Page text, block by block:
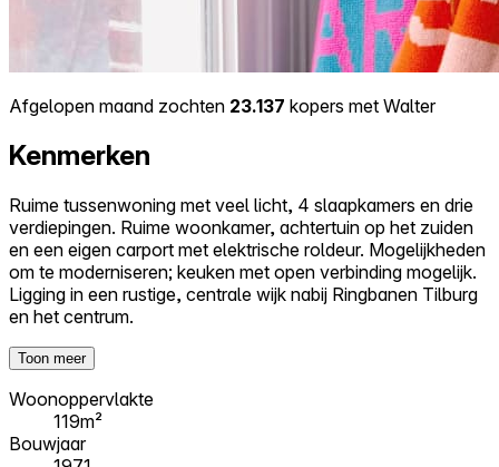
Afgelopen maand zochten 23.137 kopers met Walter
Kenmerken
Ruime tussenwoning met veel licht, 4 slaapkamers en drie
verdiepingen. Ruime woonkamer, achtertuin op het zuiden
en een eigen carport met elektrische roldeur. Mogelijkheden
om te moderniseren; keuken met open verbinding mogelijk.
Ligging in een rustige, centrale wijk nabij Ringbanen Tilburg
en het centrum.
Toon meer
Woonoppervlakte
119m²
Bouwjaar